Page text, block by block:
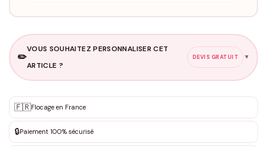
✏️
VOUS SOUHAITEZ PERSONNALISER CET
ARTICLE ?
DEVIS GRATUIT ▼
✨ Personnalisation sur mesure
DEVIS GRATUIT · Personnalisation de 3 à 10€ selon la demande
Que souhaitez-vous ?*
🇫🇷Flocage en France
🔒Paiement 100% sécurisé